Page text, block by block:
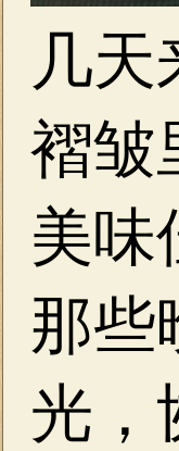
几
褶皱
美味
那些
光，